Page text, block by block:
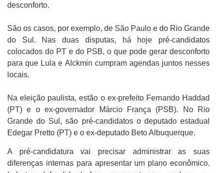
desconforto.
São os casos, por exemplo, de São Paulo e do Rio Grande
do Sul. Nas duas disputas, há hoje pré-candidatos
colocados do PT e do PSB, o que pode gerar desconforto
para que Lula e Alckmin cumpram agendas juntos nesses
locais.
Na eleição paulista, estão o ex-prefeito Fernando Haddad
(PT) e o ex-governador Márcio França (PSB). No Rio
Grande do Sul, são pré-candidatos o deputado estadual
Edegar Pretto (PT) e o ex-deputado Beto Albuquerque.
A pré-candidatura vai precisar administrar as suas
diferenças internas para apresentar um plano econômico.